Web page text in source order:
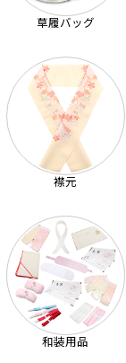
草履バッグ
襟元
和装用品